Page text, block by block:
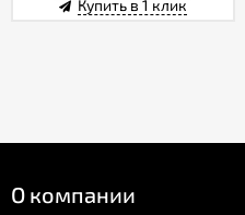
Купить в 1 клик
О компании